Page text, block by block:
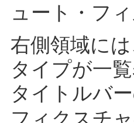
ュート・フ
右側領域に
タイプが一
タイトルバ
フィクスチ